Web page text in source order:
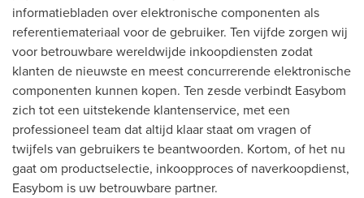
informatiebladen over elektronische componenten als
referentiemateriaal voor de gebruiker. Ten vijfde zorgen wij
voor betrouwbare wereldwijde inkoopdiensten zodat
klanten de nieuwste en meest concurrerende elektronische
componenten kunnen kopen. Ten zesde verbindt Easybom
zich tot een uitstekende klantenservice, met een
professioneel team dat altijd klaar staat om vragen of
twijfels van gebruikers te beantwoorden. Kortom, of het nu
gaat om productselectie, inkoopproces of naverkoopdienst,
Easybom is uw betrouwbare partner.